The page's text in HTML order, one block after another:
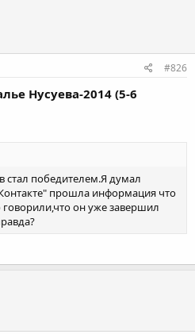
#826
Нусуева-2014 (5-6
стал победителем.Я думал
прошла информация что
он уже завершил